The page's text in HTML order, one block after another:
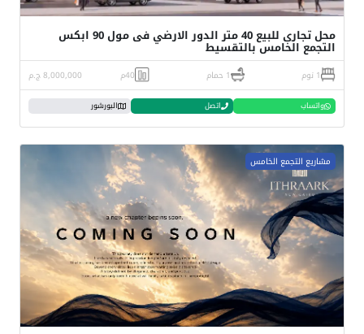
محل تجارى للبيع 40 متر الدور الارضي فى مول 90 ابكس
التجمع الخامس بالتقسيط
1 نوم 1 حمام 40م 8,000,000 ج.م
واتساب اتصل البورشور
مشاريع التجمع الخامس